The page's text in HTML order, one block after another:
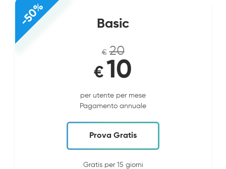
-50% Basic
€ 20
€10
per utente per mese
Pagamento annuale
Prova Gratis
Gratis per 15 giorni